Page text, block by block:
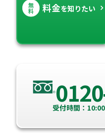
無
料 料金を知りたい
受付時間：